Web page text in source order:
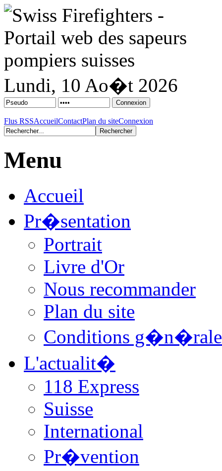
Lundi, 10 Ao�t 2026
Flus RSSAccueilContactPlan du siteConnexion
Menu
Accueil
Pr�sentation
Portrait
Livre d'Or
Nous recommander
Plan du site
Conditions
L'actualit�
118 Express
Suisse
International
Pr�vention